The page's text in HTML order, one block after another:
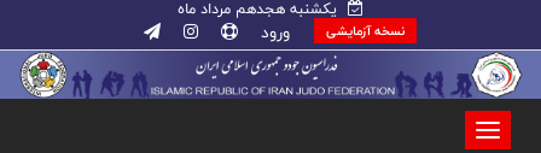
یکشنبه هجدهم مرداد ماه
نسخه آزمایشی ورود